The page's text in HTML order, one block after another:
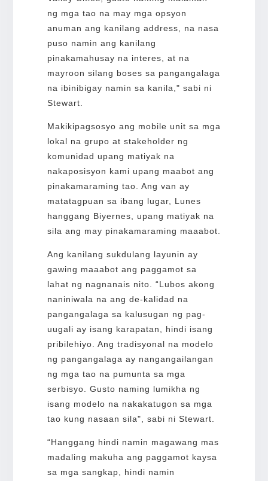
ng mga tao na may mga opsyon
anuman ang kanilang address, na nasa
puso namin ang kanilang
pinakamahusay na interes, at na
mayroon silang boses sa pangangalaga
na ibinibigay namin sa kanila," sabi ni
Stewart.
Makikipagsosyo ang mobile unit sa mga
lokal na grupo at stakeholder ng
komunidad upang matiyak na
nakaposisyon kami upang maabot ang
pinakamaraming tao. Ang van ay
matatagpuan sa ibang lugar, Lunes
hanggang Biyernes, upang matiyak na
sila ang may pinakamaraming maaabot.
Ang kanilang sukdulang layunin ay
gawing maaabot ang paggamot sa
lahat ng nagnanais nito. “Lubos akong
naniniwala na ang de-kalidad na
pangangalaga sa kalusugan ng pag-
uugali ay isang karapatan, hindi isang
pribilehiyo. Ang tradisyonal na modelo
ng pangangalaga ay nangangailangan
ng mga tao na pumunta sa mga
serbisyo. Gusto naming lumikha ng
isang modelo na nakakatugon sa mga
tao kung nasaan sila", sabi ni Stewart.
“Hanggang hindi namin magawang mas
madaling makuha ang paggamot kaysa
sa mga sangkap, hindi namin